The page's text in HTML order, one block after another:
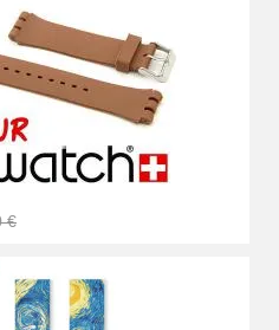
panier
au panier
panier
€